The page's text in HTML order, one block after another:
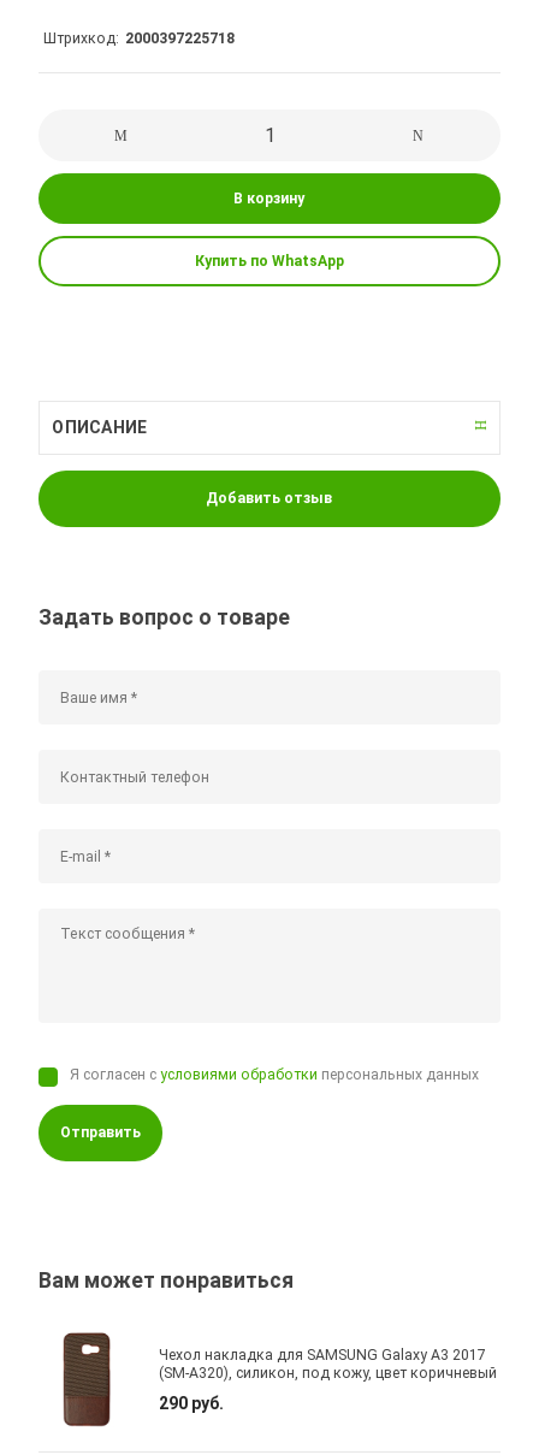
Штрихкод 2000397225718
В корзину
Купить по WhatsApp
ОПИСАНИЕ
Добавить отзыв
Задать вопрос о товаре
Я согласен сусловиями обработки персональных данных
Отправить
Вам может понравиться
Чехол накладка для SAMSUNG Galaxy A3 2017
(SM-A320), силикон, под кожу, цвет коричневый
290 руб.